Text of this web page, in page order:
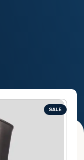
SALE